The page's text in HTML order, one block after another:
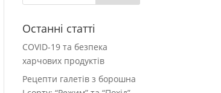
Останні статті
COVID-19 та безпека
харчових продуктів
Рецепти галетів з борошна